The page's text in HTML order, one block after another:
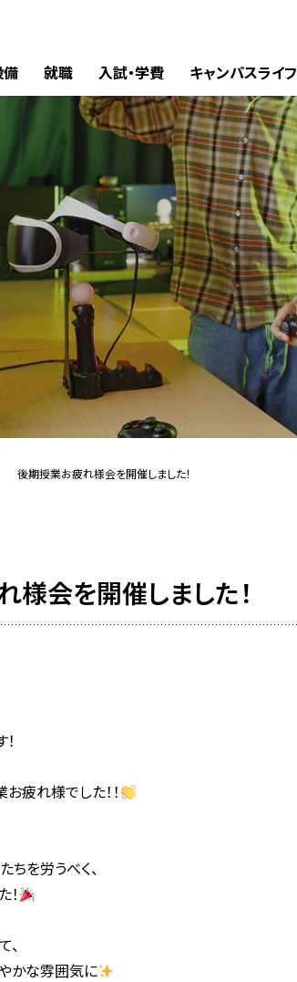
備 就職 入試・学費 キャンパスライフ
後期授業お疲れ様会を開催しました！
様会を開催しました！
疲れ様でした！！
を労うべく、
、
かな雰囲気に